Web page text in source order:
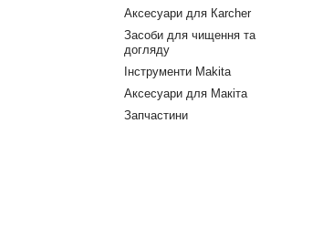
Аксесуари для Кarcher
Засоби для чищення та
догляду
Інструменти Makita
Аксесуари для Макіта
Запчастини